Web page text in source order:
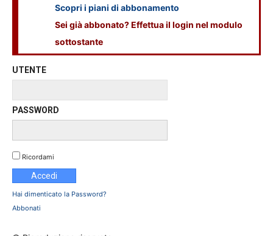
Scopri i piani di abbonamento
Sei già abbonato? Effettua il login nel modulo
sottostante
UTENTE
PASSWORD
Ricordami
Hai dimenticato la Password?
Abbonati